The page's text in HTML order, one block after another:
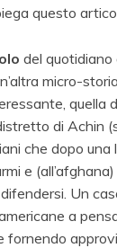
questo
del quotidiano
micro-
quella
di Achin
che dopo una
e
Un
a
fornendo